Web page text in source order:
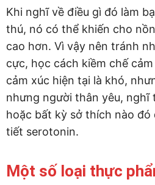
Khi nghĩ về điều gì đó làm
thú, nó có thể khiến cho
cao hơn. Vì vậy nên tránh
cực, học cách kiềm chế
cảm xúc hiện tại là khó,
nhưng người thân yêu, nghĩ
hoặc bất kỳ sở thích nào đó
tiết serotonin.
Một số loại thực